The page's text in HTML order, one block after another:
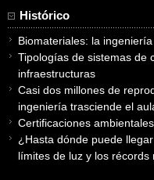
Histórico
Biomateriales: la
Tipologías de sistemas de
infraestructuras
Casi dos millones de
ingeniería trasciende el
Certificaciones
¿Hasta dónde puede
límites de luz y los récords